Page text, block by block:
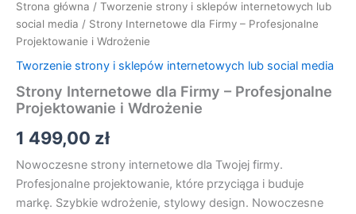
Strona główna / Tworzenie strony i sklepów internetowych lub
social media / Strony Internetowe dla Firmy – Profesjonalne
Projektowanie i Wdrożenie
Tworzenie strony i sklepów internetowych lub social media
Strony Internetowe dla Firmy – Profesjonalne
Projektowanie i Wdrożenie
1 499,00 zł
Nowoczesne strony internetowe dla Twojej firmy.
Profesjonalne projektowanie, które przyciąga i buduje
markę. Szybkie wdrożenie, stylowy design. Nowoczesne